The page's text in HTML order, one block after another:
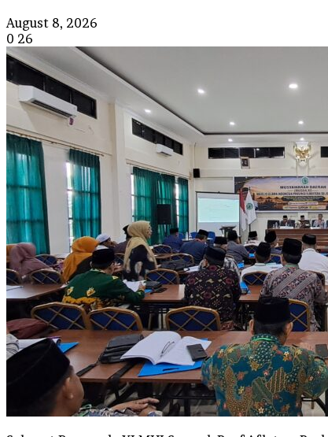
August 8, 2026
0 26